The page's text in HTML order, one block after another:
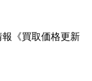
報《買取価格更新